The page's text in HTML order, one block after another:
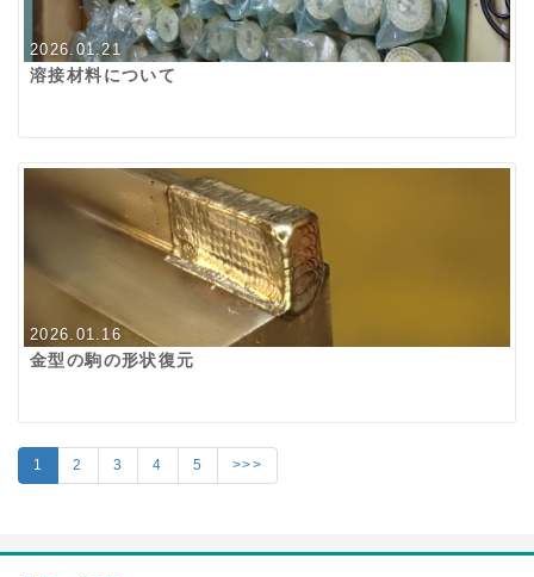
2026.01.21
溶接材料について
2026.01.16
金型の駒の形状復元
1 2 3 4 5 >>>